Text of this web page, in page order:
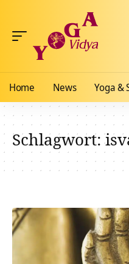
Home News Yoga &
Schlagwort: